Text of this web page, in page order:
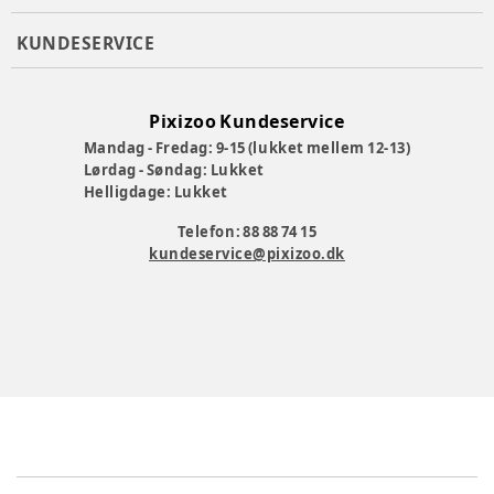
Straße 4, 8073 Feldkirchen bei Graz, Austria, info@legero-
united.com
Produktionsland:Indien
KUNDESERVICE
Pixizoo Kundeservice
Mandag - Fredag: 9-15 (lukket mellem 12-13)
Lørdag - Søndag: Lukket
Helligdage: Lukket
Telefon: 88 88 74 15
kundeservice@pixizoo.dk